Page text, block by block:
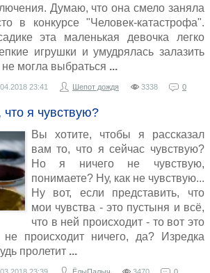
Думаю, что она смело заняла
в конкурсе "Человек-катастрофа".
эта маленькая девочка легко
игрушки и умудрялась залазить
не могла выбраться
23:41 Шепот дождя 3338 0
что я чувствую?
Вы хотите, чтобы я рассказал
вам то, что я сейчас чувствую?
Но я ничего не чувствую,
понимаете? Ну, как не чувствую...
Ну вот, если представить, что
мои чувства - это пустыня и всё,
что в ней происходит - то вот это
происходит ничего, да? Изредка
пролетит